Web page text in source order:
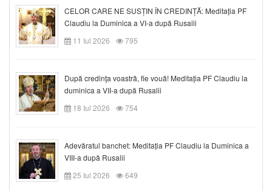
CELOR CARE NE SUSȚIN ÎN CREDINȚĂ: Meditația PF
Claudiu la Duminica a VI-a după Rusalii
11 Iul 2026
795
După credinţa voastră, fie vouă! Meditația PF Claudiu la
duminica a VII-a după Rusalii
18 Iul 2026
754
Adevăratul banchet: Meditația PF Claudiu la Duminica a
VIII-a după Rusalii
25 Iul 2026
649